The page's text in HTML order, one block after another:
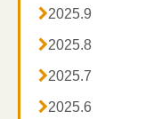
2025.9
2025.8
2025.7
2025.6